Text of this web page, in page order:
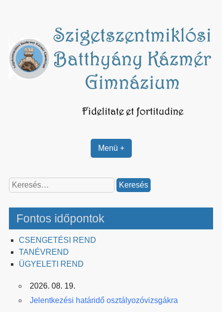
Menü +
Keresés:
Fontos időpontok
CSENGETÉSI REND
TANÉVREND
ÜGYELETI REND
2026. 08. 19.
Jelentkezési határidő osztályozóvizsgákra